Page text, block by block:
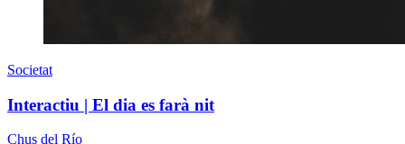
Societat
Interactiu | El dia es farà nit
Chus del Río